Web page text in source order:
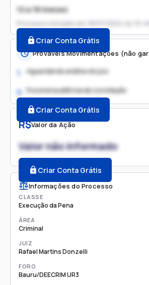
R$Valor da Ação
Valor não informado
Criar Conta Grátis
Informações do Processo
CLASSE
Execução da Pena
ÁREA
Criminal
JUIZ
Rafael Martins Donzelli
FORO
Bauru/DEECRIM UR3
12 a 18 meses
Processo iniciado em 18/07/2024 às
Criar Conta Grátis
Prováveis Movimentações (não
1. Aguardando análise do juiz
2. Possível audiência de conciliação
Criar Conta Grátis